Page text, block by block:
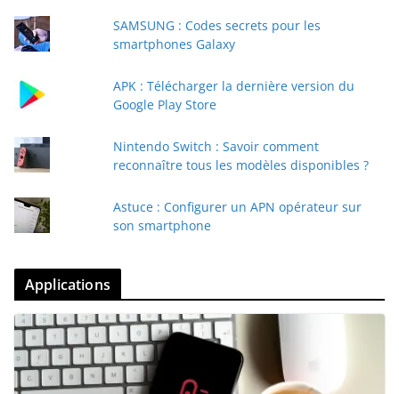
SAMSUNG : Codes secrets pour les
smartphones Galaxy
APK : Télécharger la dernière version du
Google Play Store
Nintendo Switch : Savoir comment
reconnaître tous les modèles disponibles ?
Astuce : Configurer un APN opérateur sur
son smartphone
Applications